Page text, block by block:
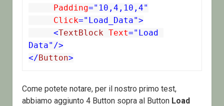
Padding="10,4,10,4"
Click="Load_Data">
<TextBlock Text="Load
Data"/>
</Button>
Come potete notare, per il nostro primo test,
abbiamo aggiunto 4 Button sopra al Button Load